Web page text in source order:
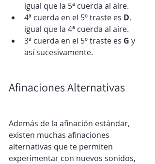
igual que la 5ª cuerda al aire.
4ª cuerda en el 5º traste es D,
igual que la 4ª cuerda al aire.
3ª cuerda en el 5º traste es G y
así sucesivamente.
Afinaciones Alternativas
Además de la afinación estándar,
existen muchas afinaciones
alternativas que te permiten
experimentar con nuevos sonidos,